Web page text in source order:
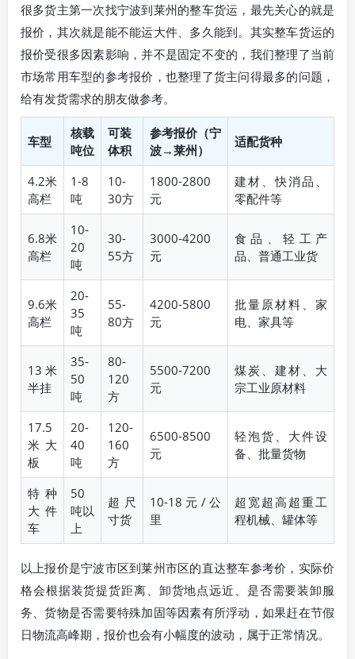
很多货主第一次找宁波到莱州的整车货运，最先关心的就是
报价，其次就是能不能运大件、多久能到。其实整车货运的
报价受很多因素影响，并不是固定不变的，我们整理了当前
市场常用车型的参考报价，也整理了货主问得最多的问题，
给有发货需求的朋友做参考。
车型
核载
吨位
可装
体积
参考报价（宁
波→莱州）
适配货种
4.2米
高栏
1-8
吨
10-
30方
1800-2800
元
建材、快消品、
零配件等
6.8米
高栏
10-
20
吨
30-
55方
3000-4200
元
食品、轻工产
品、普通工业货
9.6米
高栏
20-
35
吨
55-
80方
4200-5800
元
批量原材料、家
电、家具等
13米
半挂
35-
50
吨
80-
120
方
5500-7200
元
煤炭、建材、大
宗工业原材料
17.5
米大
板
20-
40
吨
120-
160
方
6500-8500
元
轻泡货、大件设
备、批量货物
特种
大件
车
50
吨以
上
超尺
寸货
10-18元/公
里
超宽超高超重工
程机械、罐体等
以上报价是宁波市区到莱州市区的直达整车参考价，实际价
格会根据装货提货距离、卸货地点远近、是否需要装卸服
务、货物是否需要特殊加固等因素有所浮动，如果赶在节假
日物流高峰期，报价也会有小幅度的波动，属于正常情况。